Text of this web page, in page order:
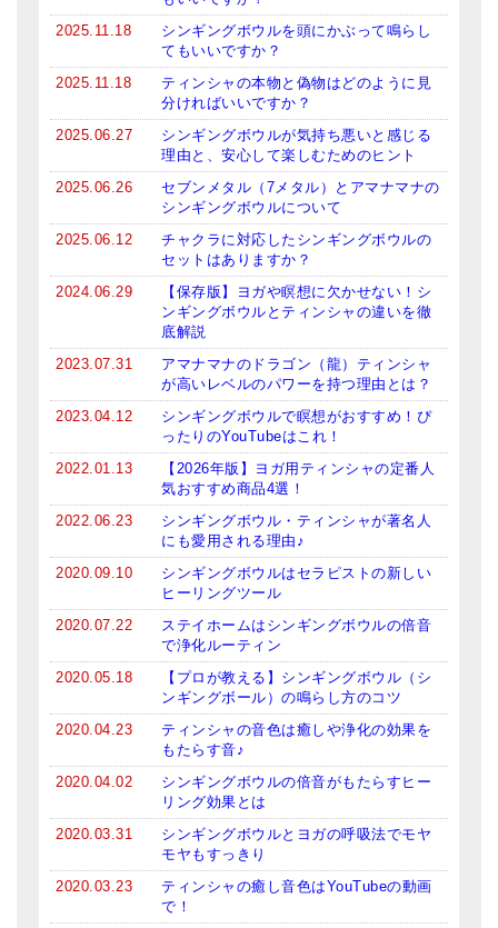
ティンシャケース
チベット・真マントラ香
お香定期購入（ラクとくサブスク）
チベット高僧のオラクルカード
ベル＆ドルジェ
シンギングボウル入門本・CD
アウトレット
神々とつながるジュエリー
ヒーリング・マンダラポスター
ロゴステッカー・ポストカード各種
亡命チベット人尼僧のお守り・チャーム
チベット・マントラ・ヒーリングCD
シンギングボウル講座
初級講座
倍音呼吸法レッスン
中級講座
ビギナー講師・養成講座
2025.11.18
シンギングボウルを頭にかぶって鳴らし
てもいいですか？
2025.11.18
ティンシャの本物と偽物はどのように見
分ければいいですか？
2025.06.27
シンギングボウルが気持ち悪いと感じる
理由と、安心して楽しむためのヒント
2025.06.26
セブンメタル（7メタル）とアマナマナの
シンギングボウルについて
2025.06.12
チャクラに対応したシンギングボウルの
セットはありますか？
2024.06.29
【保存版】ヨガや瞑想に欠かせない！シ
ンギングボウルとティンシャの違いを徹
底解説
2023.07.31
アマナマナのドラゴン（龍）ティンシャ
が高いレベルのパワーを持つ理由とは？
2023.04.12
シンギングボウルで瞑想がおすすめ！ぴ
ったりのYouTubeはこれ！
2022.01.13
【2026年版】ヨガ用ティンシャの定番人
気おすすめ商品4選！
2022.06.23
シンギングボウル・ティンシャが著名人
にも愛用される理由♪
2020.09.10
シンギングボウルはセラピストの新しい
ヒーリングツール
2020.07.22
ステイホームはシンギングボウルの倍音
で浄化ルーティン
2020.05.18
【プロが教える】シンギングボウル（シ
ンギングボール）の鳴らし方のコツ
2020.04.23
ティンシャの音色は癒しや浄化の効果を
もたらす音♪
2020.04.02
シンギングボウルの倍音がもたらすヒー
リング効果とは
2020.03.31
シンギングボウルとヨガの呼吸法でモヤ
モヤもすっきり
2020.03.23
ティンシャの癒し音色はYouTubeの動画
で！